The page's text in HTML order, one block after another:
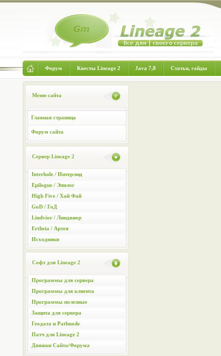
Форум Квесты Lineage 2 Java 7,8 Статьи, гайды
Меню сайта
Главная страница
Форум сайта
Сервер Lineage 2
Interlude / Интерлюд
Epilogue / Эпилог
High Five / Хай Фай
GoD / ГоД
Lindvior / Линдвиор
Ertheia / Артея
Исходники
Софт для Lineage 2
Программы для сервера
Программы для клиента
Программы полезные
Защита для сервера
Геодата и Pathnode
Патч для Lineage 2
Движки Сайта/Форума